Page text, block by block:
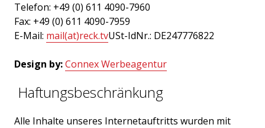
Telefon: +49 (0) 611 4090-7960
Fax: +49 (0) 611 4090-7959
E-Mail: mail(at)reck.tvUSt-IdNr.: DE247776822
Design by:Connex Werbeagentur
Haftungsbeschränkung
Alle Inhalte unseres Internetauftritts wurden mit